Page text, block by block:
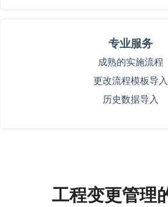
专业服务
成熟的实施流程
更改流程模板导入
历史数据导入
工程变更管理